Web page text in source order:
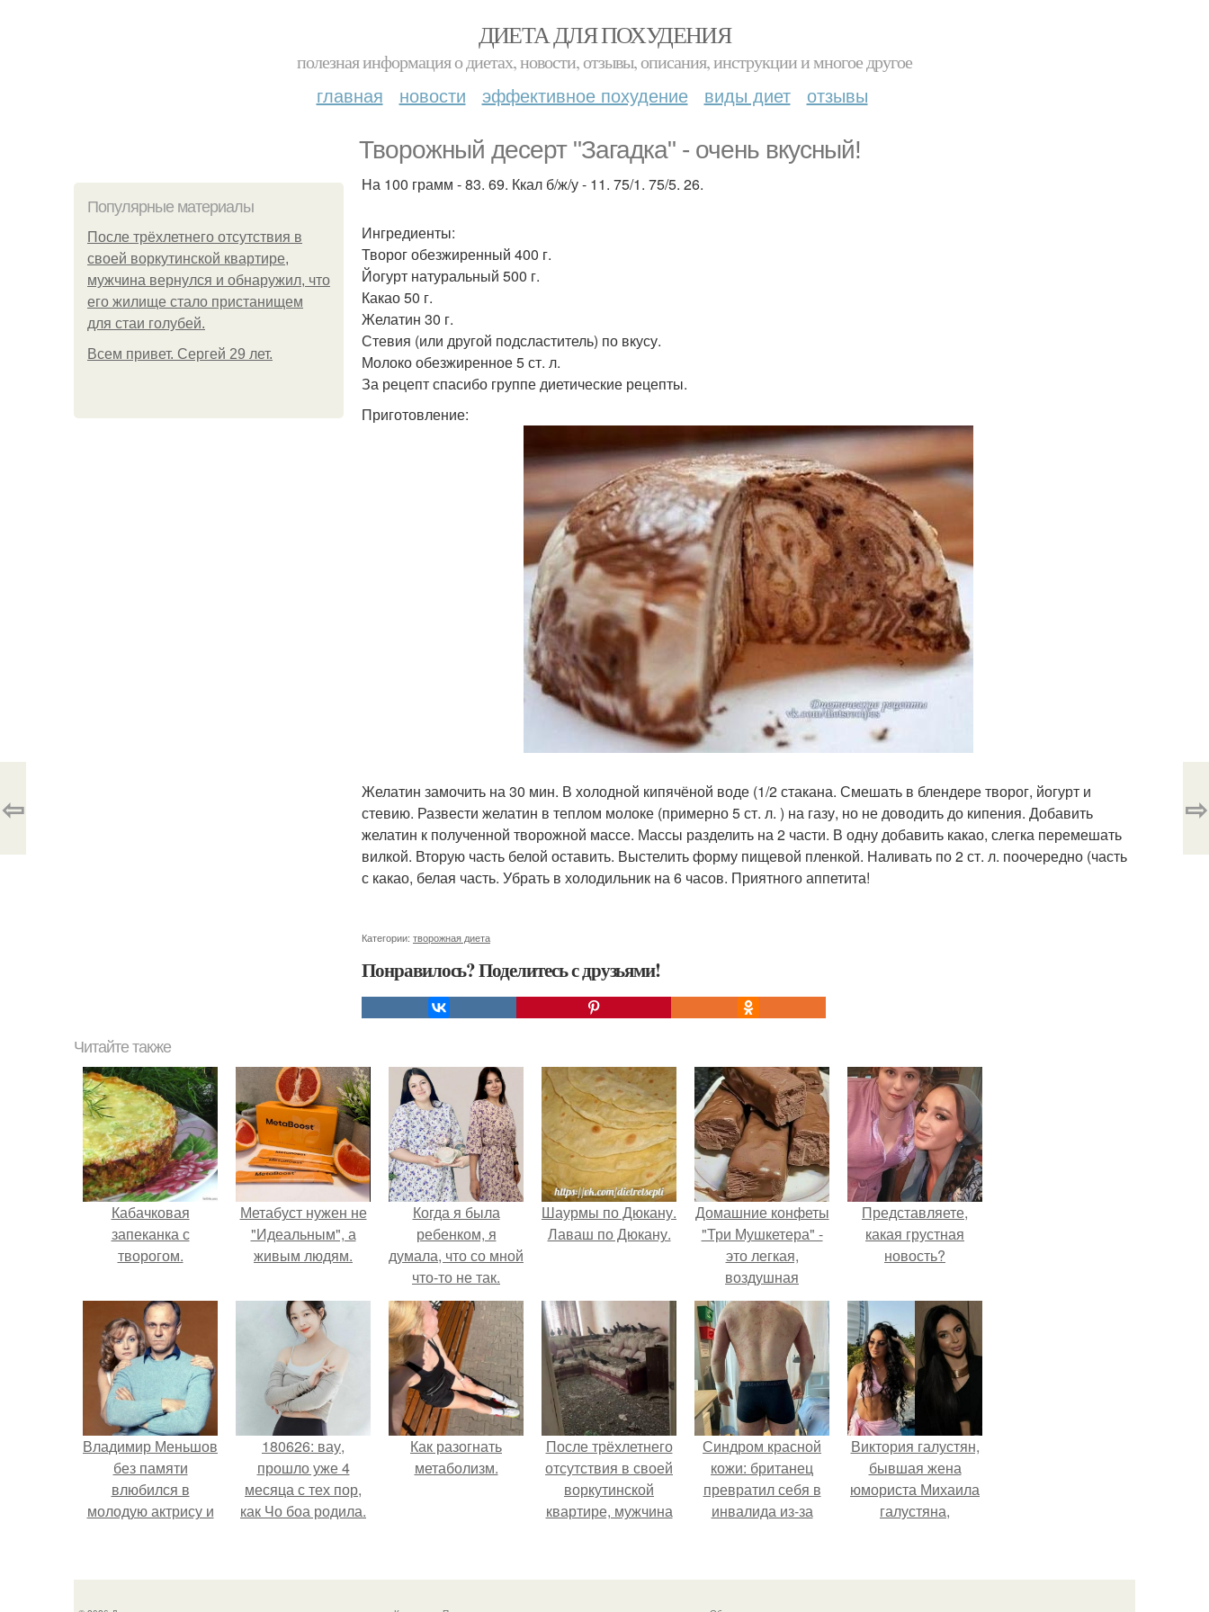
ДИЕТА ДЛЯ ПОХУДЕНИЯ
полезная информация о диетах, новости, отзывы, описания, инструкции и многое другое
главная новости эффективное похудение виды диет отзывы
Творожный десерт "Загадка" - очень вкусный!
Популярные материалы
После трёхлетнего отсутствия в
своей воркутинской квартире,
мужчина вернулся и обнаружил, что
его жилище стало пристанищем
для стаи голубей.
Всем привет. Сергей 29 лет.
На 100 грамм - 83. 69. Ккал б/ж/у - 11. 75/1. 75/5. 26.
Ингредиенты:
Творог обезжиренный 400 г.
Йогурт натуральный 500 г.
Какао 50 г.
Желатин 30 г.
Стевия (или другой подсластитель) по вкусу.
Молоко обезжиренное 5 ст. л.
За рецепт спасибо группе диетические рецепты.
Приготовление:
Желатин замочить на 30 мин. В холодной кипячёной воде (1/2 стакана. Смешать в блендере творог, йогурт и
стевию. Развести желатин в теплом молоке (примерно 5 ст. л. ) на газу, но не доводить до кипения. Добавить
желатин к полученной творожной массе. Массы разделить на 2 части. В одну добавить какао, слегка перемешать
вилкой. Вторую часть белой оставить. Выстелить форму пищевой пленкой. Наливать по 2 ст. л. поочередно (часть
с какао, белая часть. Убрать в холодильник на 6 часов. Приятного аппетита!
Категории: творожная диета
Понравилось? Поделитесь с друзьями!
⇦ ⇨
Читайте также
Кабачковая
запеканка с
творогом.
Метабуст нужен не
"Идеальным", а
живым людям.
Когда я была
ребенком, я
думала, что со мной
что-то не так.
Шаурмы по Дюкану.
Лаваш по Дюкану.
Домашние конфеты
"Три Мушкетера" -
это легкая,
воздушная
шоколадная нуга,
покрытая
молочным
шоколадом.
Представляете,
какая грустная
новость?
Владимир Меньшов
без памяти
влюбился в
молодую актрису и
неё.
180626: вау,
прошло уже 4
месяца с тех пор,
как Чо боа родила.
Как разогнать
метаболизм.
После трёхлетнего
отсутствия в своей
воркутинской
квартире, мужчина
жилище стало
Синдром красной
кожи: британец
превратил себя в
инвалида из-за
мази.
Виктория галустян,
бывшая жена
юмориста Михаила
галустяна,
последствиях